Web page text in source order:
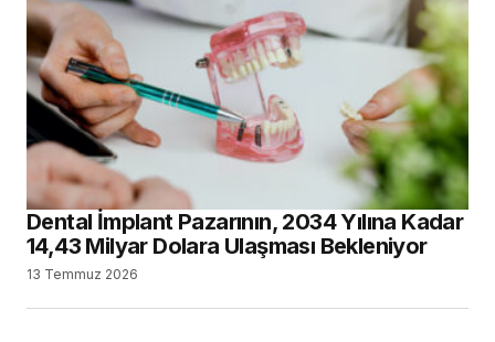
Dental İmplant Pazarının, 2034 Yılına Kadar
14,43 Milyar Dolara Ulaşması Bekleniyor
13 Temmuz 2026